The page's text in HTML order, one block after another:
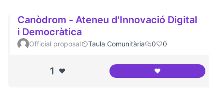
Canòdrom - Ateneu d'Innovació Digital
i Democràtica
Official proposal Taula Comunitària 0 0
1 ❤️ ❤️Canòdrom -